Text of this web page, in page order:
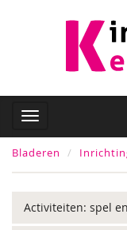
Bladeren
Activiteiten: spel